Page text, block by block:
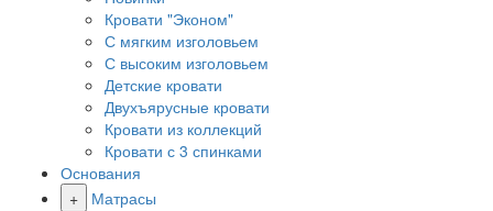
Кровати "Эконом"
С мягким изголовьем
С высоким изголовьем
Детские кровати
Двухъярусные кровати
Кровати из коллекций
Кровати с 3 спинками
Основания
+
Матрасы